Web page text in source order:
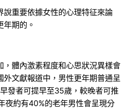
說重要依據女性的心理特征來論
期的。
，體內激素程度和心思狀況異樣會
外文獻報道中，男性更年期普通呈
發者可提早至35歲，較晚者可推
夜約有40%的老年男性會呈現分